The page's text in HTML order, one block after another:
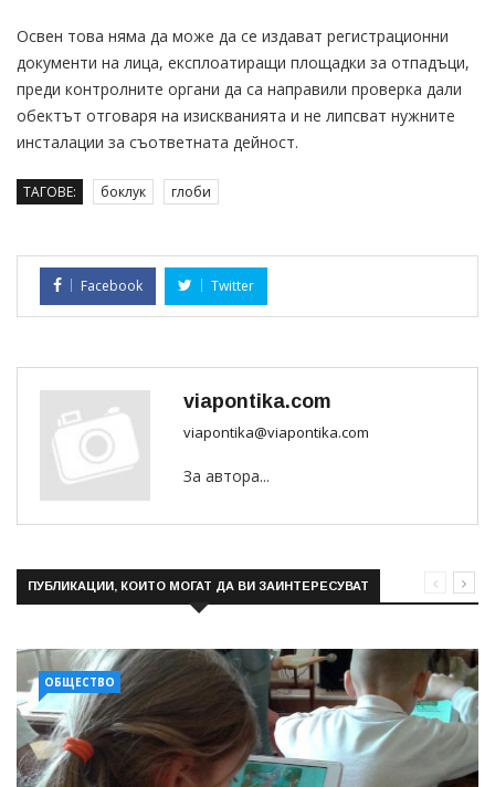
Освен това няма да може да се издават регистрационни
документи на лица, експлоатиращи площадки за отпадъци,
преди контролните органи да са направили проверка дали
обектът отговаря на изискванията и не липсват нужните
инсталации за съответната дейност.
ТАГОВЕ: боклук глоби
Facebook Twitter
viapontika.com
viapontika@viapontika.com
За автора...
ПУБЛИКАЦИИ, КОИТО МОГАТ ДА ВИ ЗАИНТЕРЕСУВАТ
ОБЩЕСТВО